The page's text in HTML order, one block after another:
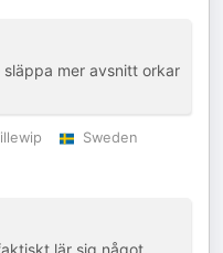
mer avsnitt orkar
Sweden
lär sig något,